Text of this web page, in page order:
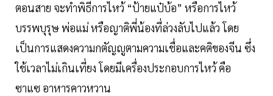
ตอนสาย จะทำพิธีการไหว้ “ป้ายแป๋บ้อ” หรือการไหว้
บรรพบุรุษ พ่อแม่ หรือญาติพี่น้องที่ล่วงลับไปแล้ว โดย
เป็นการแสดงความกตัญญูตามความเชื่อและคติของจีน ซึ่ง
ใช้เวลาไม่เกินเที่ยง โดยมีเครื่องประกอบการไหว้ คือ
ซาแซ อาหารคาวหวาน